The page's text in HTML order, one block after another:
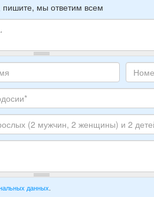
пишите, мы ответим всем
Номер
и
Skype
данных